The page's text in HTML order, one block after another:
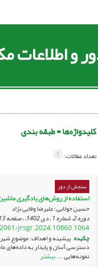
اطلاعات
کلیدواژه‌ها =طبقه بندی
تعداد مقالات: 1
سنجش از دور
استفاده از روش‌های یادگیری ماشین برای طبقه‌بندی تصاویر
حسین جولایی؛ علیرضا وفایی نژاد
دوره 2، شماره 1 ، دی 1402، ، صفحه
jrsgr.2024.10860.1064
چکیده پیشینه و اهداف: موضوع
دسترسی آسان و پایدار به داده‌های
نمونه‌هایی ...بیشتر